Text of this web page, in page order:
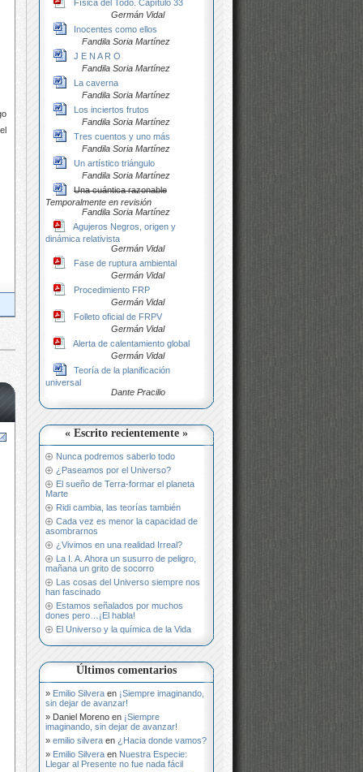
Física del Todo. Capítulo 33
Germán Vidal
Inocentes como ellos
Fandila Soria Martínez
J E N A R O
Fandila Soria Martínez
La caverna
Fandila Soria Martínez
Los inciertos frutos
Fandila Soria Martínez
Tres cuentos y uno más
Fandila Soria Martínez
Un artístico triángulo
Fandila Soria Martínez
Una cuántica razonable
Temporalmente en revisión
Fandila Soria Martínez
Agujeros Negros, origen y
dinámica relativista
Germán Vidal
Fase de ruptura ambiental
Germán Vidal
Procedimiento FRP
Germán Vidal
Folleto oficial de FRPV
Germán Vidal
Alerta de calentamiento global
Germán Vidal
Teoría de la planificación
universal
Dante Pracilio
« Escrito recientemente »
Nunca podremos saberlo todo
¿Paseamos por el Universo?
El sueño de Terra-formar el planeta
Marte
Ridi cambia, las teorías también
Cada vez es menor la capacidad de
asombrarnos
¿Vivimos en una realidad Irreal?
La I. A. Ahora un susurro de peligro,
mañana un grito de socorro
Las cosas del Universo siempre nos
han fascinado
Estamos señalados por muchos
dones pero…¡El habla!
El Universo y la química de la Vida
Últimos comentarios
Emilio Silvera en ¡Siempre imaginando,
sin dejar de avanzar!
Daniel Moreno en ¡Siempre
imaginando, sin dejar de avanzar!
emilio silvera en ¿Hacia donde vamos?
Emilio Silvera en Nuestra Especie:
Llegar al Presente no fue nada fácil